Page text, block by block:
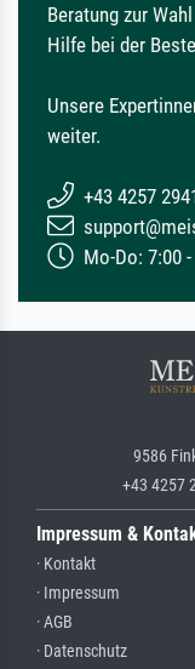
Beratung zur
Hilfe bei der
Unsere
weiter.
+43 4257
Mo-Do: 7:00
9586
+43 4257
Impressum &
· Kontakt
· Impressum
· AGB
· Datenschutz